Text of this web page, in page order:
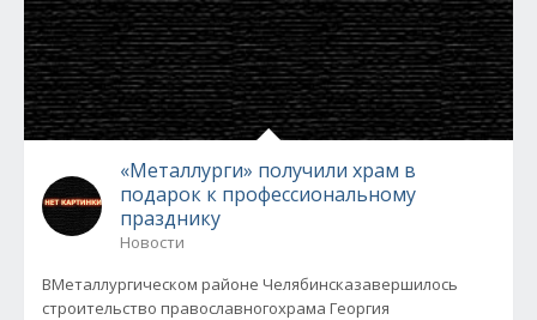
«Металлурги» получили храм в
подарок к профессиональному
празднику
Новости
ВМеталлургическом районе Челябинсказавершилось
строительство православногохрама Георгия